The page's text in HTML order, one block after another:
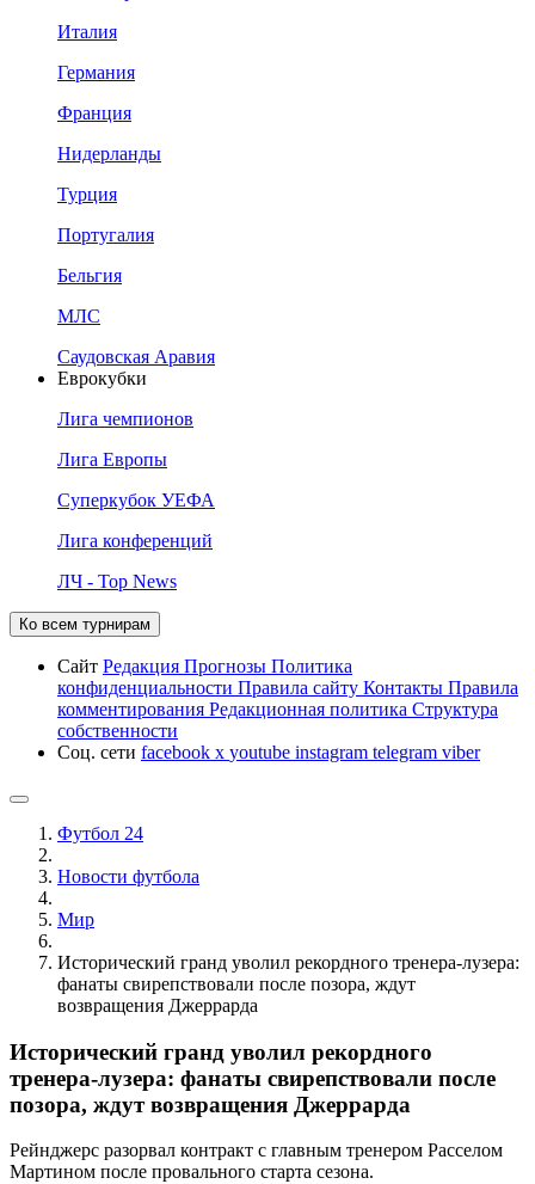
Италия
Германия
Франция
Нидерланды
Турция
Португалия
Бельгия
МЛС
Саудовская Аравия
Еврокубки
Лига чемпионов
Лига Европы
Суперкубок УЕФА
Лига конференций
ЛЧ - Top News
Ко всем турнирам
Сайт Редакция Прогнозы Политика
конфиденциальности Правила сайту Контакты Правила
комментирования Редакционная политика Структура
собственности
Соц. сети facebook x youtube instagram telegram viber
Футбол 24
Новости футбола
Мир
Исторический гранд уволил рекордного тренера-лузера:
фанаты свирепствовали после позора, ждут
возвращения Джеррарда
Исторический гранд уволил рекордного
тренера-лузера: фанаты свирепствовали после
позора, ждут возвращения Джеррарда
Рейнджерс разорвал контракт с главным тренером Расселом
Мартином после провального старта сезона.